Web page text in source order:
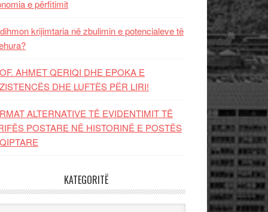
e përfitimit
krijimtaria në zbulimin e potencialeve të
AHMET QERIQI DHE EPOKA E
DHE LUFTЁS PЁR LIRI!
ALTERNATIVE TË EVIDENTIMIT TË
POSTARE NË HISTORINË E POSTËS
KATEGORITË